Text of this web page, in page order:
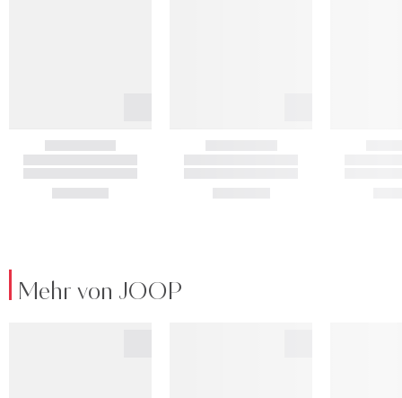
Mehr von JOOP